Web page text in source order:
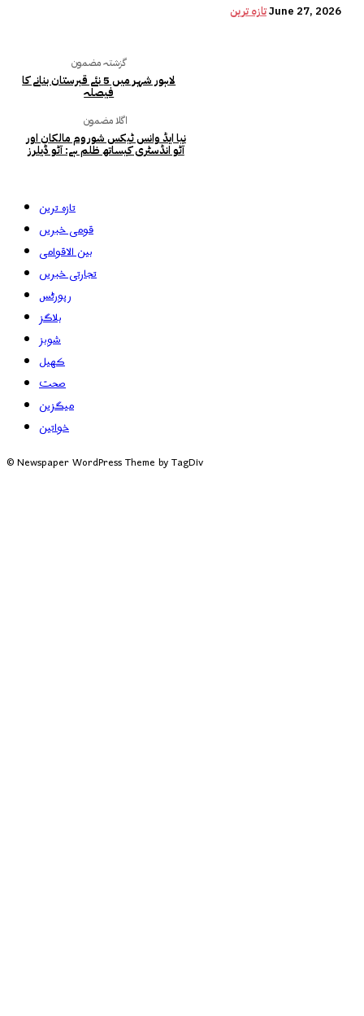
تازہ ترینJune 27, 2026
گزشتہ مضمون
لاہور شہر میں 5 نئے قبرستان بنانے کا
فیصلہ
اگلا مضمون
نیا ایڈ وانس ٹیکس شوروم مالکان اور
آٹو انڈسٹری کیساتھ ظلم ہے: آٹو ڈیلرز
تازہ ترین
قومی خبریں
بین الاقوامی
تجارتی خبریں
رپورٹس
بلاگز
شوبز
کھیل
صحت
میگزین
خواتین
© Newspaper WordPress Theme by TagDiv